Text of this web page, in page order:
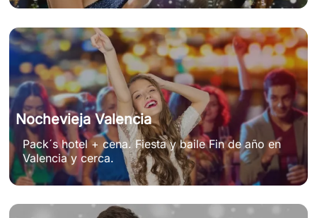
Nochevieja Valencia
Pack´s hotel + cena. Fiesta y baile Fin de año en
Valencia y cerca.